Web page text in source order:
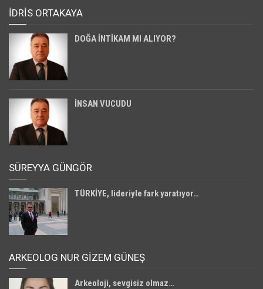
İDRİS ORTAKAYA
DOĞA İNTİKAM MI ALIYOR?
İNSAN VUCUDU
SÜREYYA GÜNGÖR
TÜRKİYE, lideriyle fark yaratıyor…
ARKEOLOG NUR GİZEM GÜNEŞ
Arkeoloji, sevgisiz olmaz…